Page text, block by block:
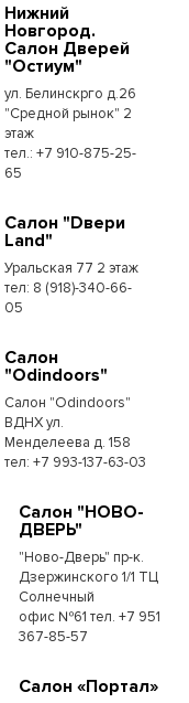
Нижний
Новгород.
Салон Дверей
"Остиум"
ул. Белинскрго д.26
"Средной рынок" 2
этаж
тел.: +7 910-875-25-
65
Салон "Dвери
Land"
Уральская 77 2 этаж
тел: 8 (918)-340-66-
05
Салон
"Odindoors"
Салон "Odindoors"
ВДНХ ул.
Менделеева д. 158
тел: +7 993-137-63-03
Салон "НОВО-
ДВЕРЬ"
"Ново-Дверь" пр-к.
Дзержинского 1/1 ТЦ
Солнечный
офис №61 тел. +7 951
367-85-57
Салон «Портал»